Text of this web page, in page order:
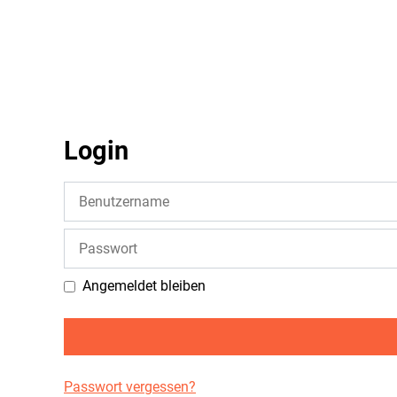
Login
Angemeldet bleiben
Passwort vergessen?